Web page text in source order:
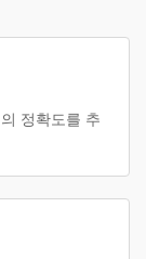
정확도를 추